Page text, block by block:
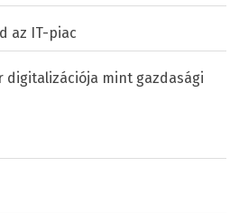
az IT-piac
digitalizációja mint gazdasági